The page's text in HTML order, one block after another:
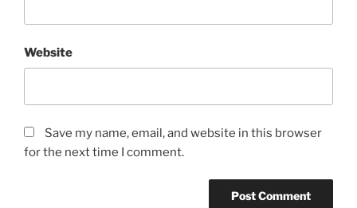
Website
Save my name, email, and website in this browser
for the next time I comment.